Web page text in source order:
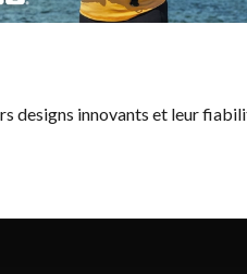
designs innovants et leur